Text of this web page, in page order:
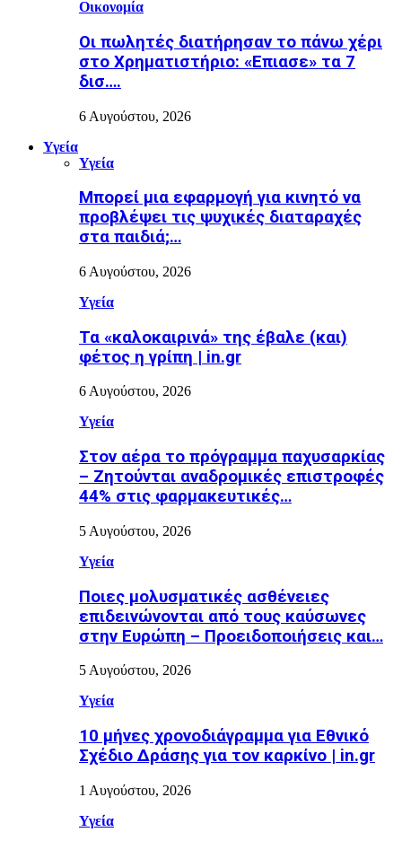
Οικονομία
Οι πωλητές διατήρησαν το πάνω χέρι
στο Χρηματιστήριο: «Επιασε» τα 7
δισ….
6 Αυγούστου, 2026
Υγεία
Υγεία
Μπορεί μια εφαρμογή για κινητό να
προβλέψει τις ψυχικές διαταραχές
στα παιδιά;…
6 Αυγούστου, 2026
Υγεία
Τα «καλοκαιρινά» της έβαλε (και)
φέτος η γρίπη | in.gr
6 Αυγούστου, 2026
Υγεία
Στον αέρα το πρόγραμμα παχυσαρκίας
– Ζητούνται αναδρομικές επιστροφές
44% στις φαρμακευτικές…
5 Αυγούστου, 2026
Υγεία
Ποιες μολυσματικές ασθένειες
επιδεινώνονται από τους καύσωνες
στην Ευρώπη – Προειδοποιήσεις και…
5 Αυγούστου, 2026
Υγεία
10 μήνες χρονοδιάγραμμα για Εθνικό
Σχέδιο Δράσης για τον καρκίνο | in.gr
1 Αυγούστου, 2026
Υγεία